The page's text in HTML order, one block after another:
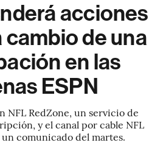
acciones
cambio de una
en las
ESPN
NFL RedZone, un servicio de
y el canal por cable NFL
comunicado del martes.